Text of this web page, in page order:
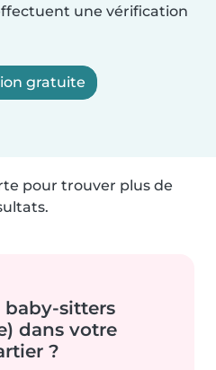
une vérification
gratuite
pour trouver plus de
baby-sitters
dans votre
?